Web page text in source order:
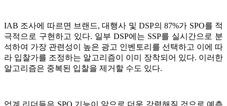
IAB 조사에 따르면 브랜드, 대행사 및 DSP의 87%가 SPO를 적
극적으로 구현하고 있다. 일부 DSP에는 SSP를 실시간으로 분
석하여 가장 관련성이 높은 광고 인벤토리를 선택하고 이에 따
라 입찰가를 조정하는 알고리즘이 이미 장착되어 있다. 이러한
알고리즘은 중복된 입찰을 제거할 수도 있다.